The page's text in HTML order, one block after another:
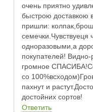
очень приятно
бьıcтрою доставкою
пришли:
семечки.Чувствуеця
одноразовыми,а
покупателей! Видно-
громное
co
пахнут и
достойних сортов!
Ответить